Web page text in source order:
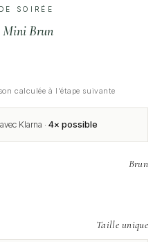
SOIRÉE
Mini Brun
calculée à l'étape suivante
Klarna · 4× possible
Brun
Taille unique